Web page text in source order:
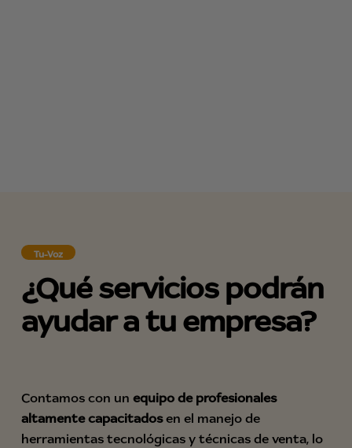
Tu-Voz
¿Qué servicios podrán
ayudar a tu empresa?
Contamos con un equipo de profesionales
altamente capacitadosen el manejo de
herramientas tecnológicas y técnicas de venta, lo